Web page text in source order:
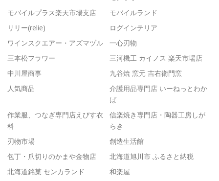
モバイルプラス楽天市場支店
モバイルランド
リリー(relie)
ログインテリア
ワインスクエアー・アズマヅル
一心刃物
三本松フラワー
三河機工 カイノス 楽天市場店
中川屋商事
九谷焼 窯元 吉右衛門窯
人気商品
介護用品専門店 いーねっとわか
ば
作業服、つなぎ専門店えびす衣
料
信楽焼き専門店・陶器工房しが
らき
刃物市場
創造生活館
包丁・爪切りのかまや金物店
北海道旭川市 ふるさと納税
北海道銘菓 センカランド
和楽屋